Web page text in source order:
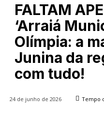
FALTAM
‘Arraiá
Olímpia: a
Junina da
com tudo!
24 de junho de 2026 Tempo